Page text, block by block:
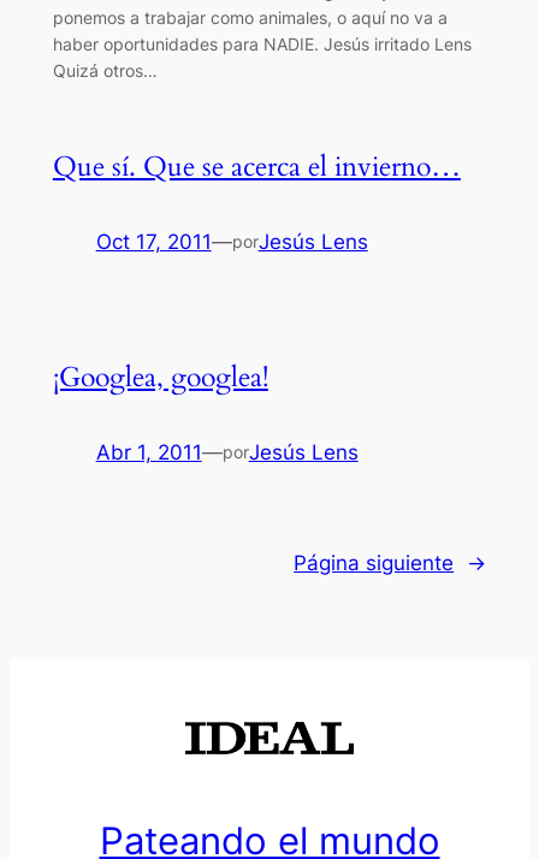
ponemos a trabajar como animales, o aquí no va a
haber oportunidades para NADIE. Jesús irritado Lens
Quizá otros…
Que sí. Que se acerca el invierno…
Oct 17, 2011—porJesús Lens
¡Googlea, googlea!
Abr 1, 2011—porJesús Lens
Página siguiente →
Pateando el mundo